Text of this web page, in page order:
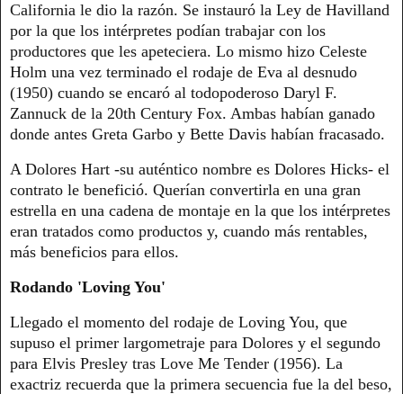
California le dio la razón. Se instauró la Ley de Havilland
por la que los intérpretes podían trabajar con los
productores que les apeteciera. Lo mismo hizo Celeste
Holm una vez terminado el rodaje de Eva al desnudo
(1950) cuando se encaró al todopoderoso Daryl F.
Zannuck de la 20th Century Fox. Ambas habían ganado
donde antes Greta Garbo y Bette Davis habían fracasado.
A Dolores Hart -su auténtico nombre es Dolores Hicks- el
contrato le benefició. Querían convertirla en una gran
estrella en una cadena de montaje en la que los intérpretes
eran tratados como productos y, cuando más rentables,
más beneficios para ellos.
Rodando 'Loving You'
Llegado el momento del rodaje de Loving You, que
supuso el primer largometraje para Dolores y el segundo
para Elvis Presley tras Love Me Tender (1956). La
exactriz recuerda que la primera secuencia fue la del beso,